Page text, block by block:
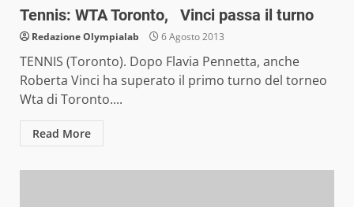
Tennis: WTA Toronto, Vinci passa il turno
Redazione Olympialab 6 Agosto 2013
TENNIS (Toronto). Dopo Flavia Pennetta, anche
Roberta Vinci ha superato il primo turno del torneo
Wta di Toronto....
Read More